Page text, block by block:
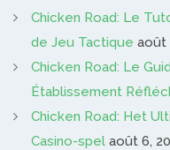
Chicken Road: Le
de Jeu Tactique août
Chicken Road: Le
Établissement
Chicken Road: Het
Casino-spel août 6,